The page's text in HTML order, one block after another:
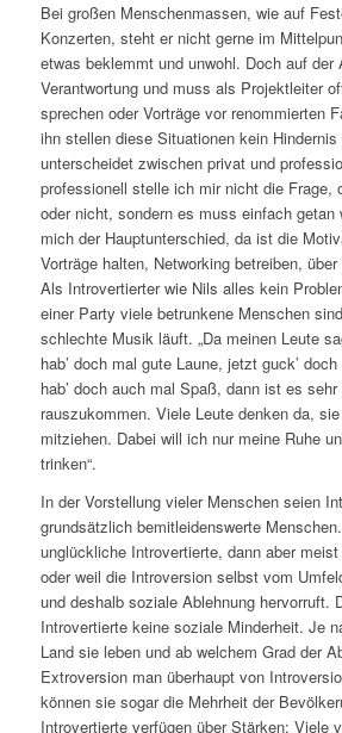
Bei großen Menschenmassen, wie auf
Konzerten, steht er nicht gerne im
etwas beklemmt und unwohl. Doch auf der
Verantwortung und muss als Projektleiter
sprechen oder Vorträge vor renommierten
ihn stellen diese Situationen kein Hindernis
unterscheidet zwischen privat und
professionell stelle ich mir nicht die Frage,
oder nicht, sondern es muss einfach getan
mich der Hauptunterschied, da ist die
Vorträge halten, Networking betreiben,
Als Introvertierter wie Nils alles kein
einer Party viele betrunkene Menschen
schlechte Musik läuft. „Da meinen Leute
hab’ doch mal gute Laune, jetzt guck’
hab’ doch auch mal Spaß, dann ist es
rauszukommen. Viele Leute denken da,
mitziehen. Dabei will ich nur meine Ruhe
trinken“.
In der Vorstellung vieler Menschen seien
grundsätzlich bemitleidenswerte
unglückliche Introvertierte, dann aber
oder weil die Introversion selbst vom
und deshalb soziale Ablehnung hervorruft.
Introvertierte keine soziale Minderheit. Je
Land sie leben und ab welchem Grad der
Extroversion man überhaupt von
können sie sogar die Mehrheit der
Introvertierte verfügen über Stärken: Viele